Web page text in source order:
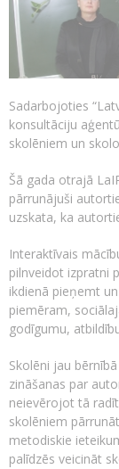
Sadarbojoties
konsultāciju
skolēniem un
Šā gada otrajā
pārrunājuši
uzskata, ka
Interaktīvais
pilnveidot izpratni
ikdienā pieņemt
piemēram,
godīgumu,
Skolēni jau
zināšanas par
neievērojot tā
skolēniem
metodiskie
palīdzēs veicināt